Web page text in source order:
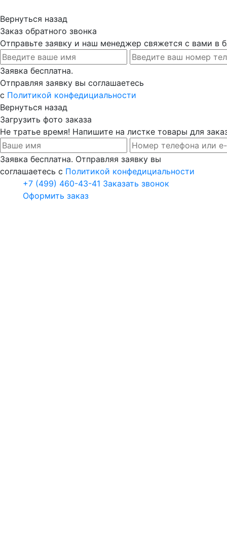
Вернуться назад
Заказ обратного звонка
Отправьте заявку и наш менеджер свяжется с вами в
Заявка бесплатна.
Отправляя заявку вы соглашаетесь
с Политикой конфедициальности
Вернуться назад
Загрузить фото заказа
Не тратье время! Напишите на листке товары для
Заявка бесплатна. Отправляя заявку вы
соглашаетесь с Политикой конфедициальности
+7 (499) 460-43-41 Заказать звонок
Оформить заказ